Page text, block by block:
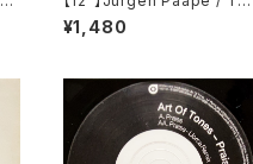
umph (Kompakt) (KOM
1)
¥1,480